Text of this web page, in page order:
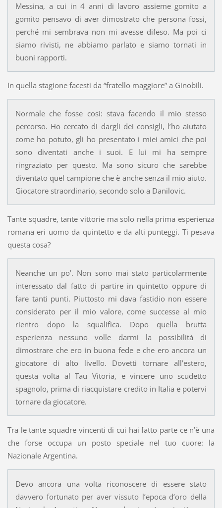
Messina, a cui in 4 anni di lavoro assieme gomito a
gomito pensavo di aver dimostrato che persona fossi,
perché mi sembrava non mi avesse difeso. Ma poi ci
siamo rivisti, ne abbiamo parlato e siamo tornati in
buoni rapporti.
In quella stagione facesti da “fratello maggiore” a Ginobili.
Normale che fosse così: stava facendo il mio stesso
percorso. Ho cercato di dargli dei consigli, l’ho aiutato
come ho potuto, gli ho presentato i miei amici che poi
sono diventati anche i suoi. E lui mi ha sempre
ringraziato per questo. Ma sono sicuro che sarebbe
diventato quel campione che è anche senza il mio aiuto.
Giocatore straordinario, secondo solo a Danilovic.
Tante squadre, tante vittorie ma solo nella prima esperienza
romana eri uomo da quintetto e da alti punteggi. Ti pesava
questa cosa?
Neanche un po’. Non sono mai stato particolarmente
interessato dal fatto di partire in quintetto oppure di
fare tanti punti. Piuttosto mi dava fastidio non essere
considerato per il mio valore, come successe al mio
rientro dopo la squalifica. Dopo quella brutta
esperienza nessuno volle darmi la possibilità di
dimostrare che ero in buona fede e che ero ancora un
giocatore di alto livello. Dovetti tornare all’estero,
questa volta al Tau Vitoria, e vincere uno scudetto
spagnolo, prima di riacquistare credito in Italia e potervi
tornare da giocatore.
Tra le tante squadre vincenti di cui hai fatto parte ce n’è una
che forse occupa un posto speciale nel tuo cuore: la
Nazionale Argentina.
Devo ancora una volta riconoscere di essere stato
davvero fortunato per aver vissuto l’epoca d’oro della